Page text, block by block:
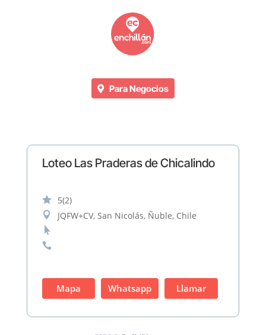
Para Negocios
Loteo Las Praderas de Chicalindo
 5(2)
 JQFW+CV, San Nicolás, Ñuble, Chile


Mapa Whatsapp Llamar